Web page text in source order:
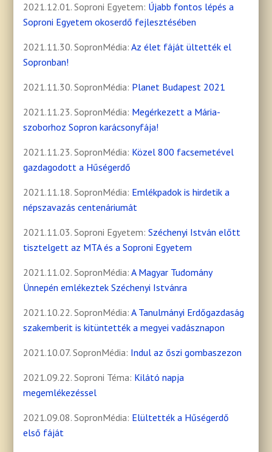
2021.12.01. Soproni Egyetem: Újabb fontos lépés a
Soproni Egyetem okoserdő fejlesztésében
2021.11.30. SopronMédia: Az élet fáját ültették el
Sopronban!
2021.11.30. SopronMédia: Planet Budapest 2021
2021.11.23. SopronMédia: Megérkezett a Mária-
szoborhoz Sopron karácsonyfája!
2021.11.23. SopronMédia: Közel 800 facsemetével
gazdagodott a Hűségerdő
2021.11.18. SopronMédia: Emlékpadok is hirdetik a
népszavazás centenáriumát
2021.11.03. Soproni Egyetem:Széchenyi István előtt
tisztelgett az MTA és a Soproni Egyetem
2021.11.02. SopronMédia:A Magyar Tudomány
Ünnepén emlékeztek Széchenyi Istvánra
2021.10.22. SopronMédia:A Tanulmányi Erdőgazdaság
szakemberit is kitüntették a megyei vadásznapon
2021.10.07. SopronMédia: Indul az őszi gombaszezon
2021.09.22. Soproni Téma: Kilátó napja
megemlékezéssel
2021.09.08. SopronMédia: Elültették a Hűségerdő
első fáját